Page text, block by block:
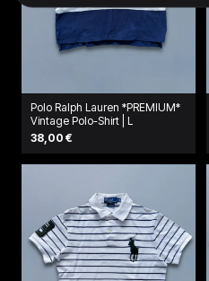
Polo Ralph Lauren *PREMIUM*
Vintage Polo-Shirt | L
38,00 €